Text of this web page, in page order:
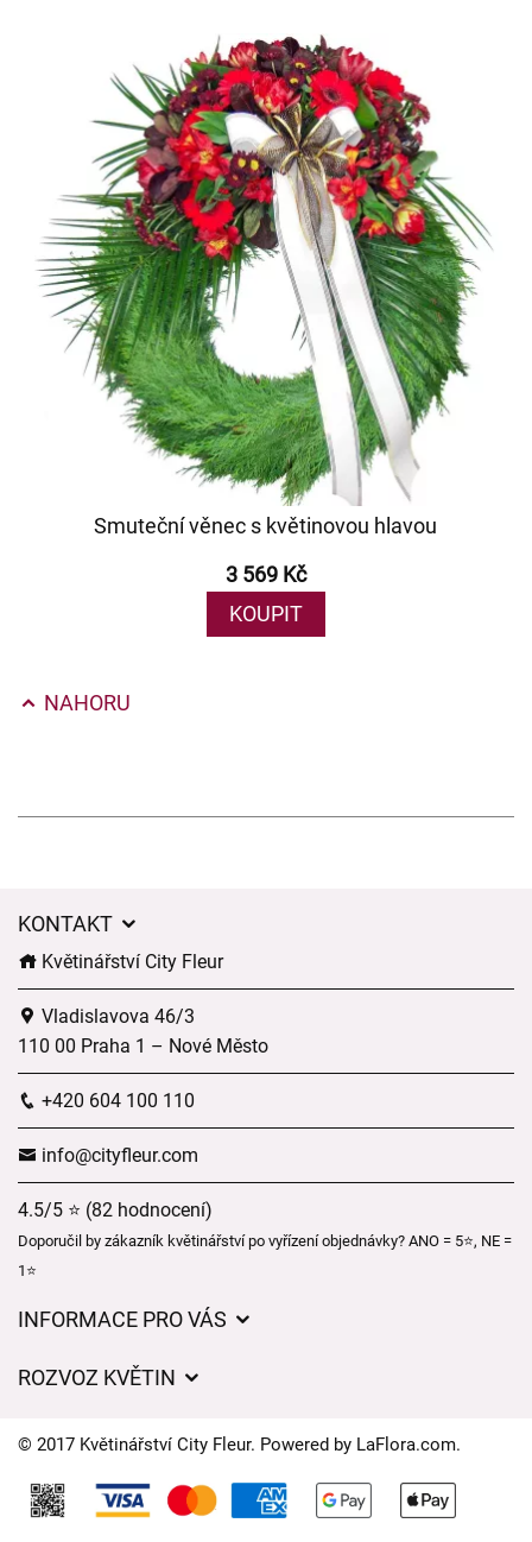
Smuteční věnec s květinovou hlavou
3 569 Kč
KOUPIT
NAHORU
KONTAKT
Květinářství City Fleur
Vladislavova 46/3
110 00 Praha 1 – Nové Město
+420 604 100 110
info@cityfleur.com
4.5/5 ⭐ (82 hodnocení)
Doporučil by zákazník květinářství po vyřízení objednávky? ANO = 5⭐, NE =
1⭐
INFORMACE PRO VÁS
Ochrana osobních údajů
O nás
ROZVOZ KVĚTIN
Kam doručujeme květiny
Cookies
© 2017 Květinářství City Fleur. Powered by LaFlora.com.